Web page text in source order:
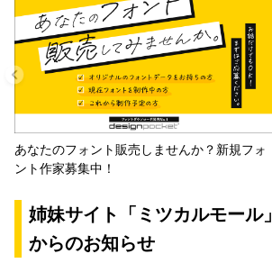
あなたのフォント販売しませんか？新規フォ
ント作家募集中！
姉妹サイト「ミツカルモール」
からのお知らせ